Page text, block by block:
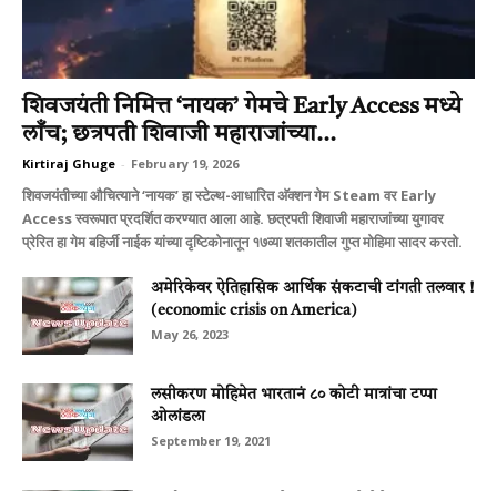
शिवजयंती निमित्त ‘नायक’ गेमचे Early Access मध्ये
लाँच; छत्रपती शिवाजी महाराजांच्या...
Kirtiraj Ghuge - February 19, 2026
शिवजयंतीच्या औचित्याने ‘नायक’ हा स्टेल्थ-आधारित अ‍ॅक्शन गेम Steam वर Early
Access स्वरूपात प्रदर्शित करण्यात आला आहे. छत्रपती शिवाजी महाराजांच्या युगावर
प्रेरित हा गेम बहिर्जी नाईक यांच्या दृष्टिकोनातून १७व्या शतकातील गुप्त मोहिमा सादर करतो.
अमेरिकेवर ऐतिहासिक आर्थिक संकटाची टांगती तलवार !
(economic crisis on America)
May 26, 2023
लसीकरण मोहिमेत भारतानं ८० कोटी मात्रांचा टप्पा
ओलांडला
September 19, 2021